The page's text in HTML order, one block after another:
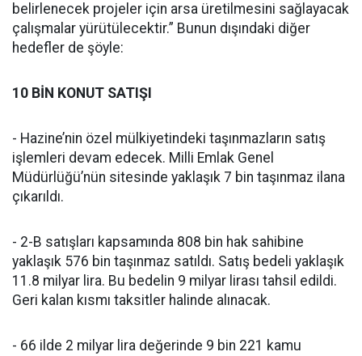
belirlenecek projeler için arsa üretilmesini sağlayacak
çalışmalar yürütülecektir.” Bunun dışındaki diğer
hedefler de şöyle:
10 BİN KONUT SATIŞI
- Hazine’nin özel mülkiyetindeki taşınmazların satış
işlemleri devam edecek. Milli Emlak Genel
Müdürlüğü’nün sitesinde yaklaşık 7 bin taşınmaz ilana
çıkarıldı.
- 2-B satışları kapsamında 808 bin hak sahibine
yaklaşık 576 bin taşınmaz satıldı. Satış bedeli yaklaşık
11.8 milyar lira. Bu bedelin 9 milyar lirası tahsil edildi.
Geri kalan kısmı taksitler halinde alınacak.
- 66 ilde 2 milyar lira değerinde 9 bin 221 kamu